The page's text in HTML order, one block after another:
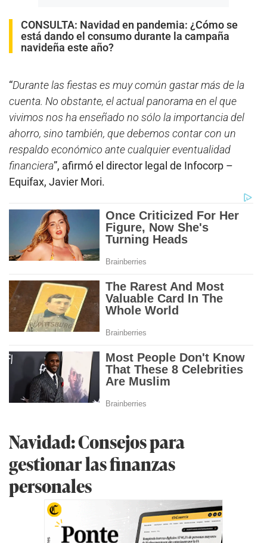
CONSULTA: Navidad en pandemia: ¿Cómo se
está dando el consumo durante la campaña
navideña este año?
“Durante las fiestas es muy común gastar más de la
cuenta. No obstante, el actual panorama en el que
vivimos nos ha enseñado no sólo la importancia del
ahorro, sino también, que debemos contar con un
respaldo económico ante cualquier eventualidad
financiera”, afirmó el director legal de Infocorp –
Equifax, Javier Mori.
Navidad: Consejos para
gestionar las finanzas
personales